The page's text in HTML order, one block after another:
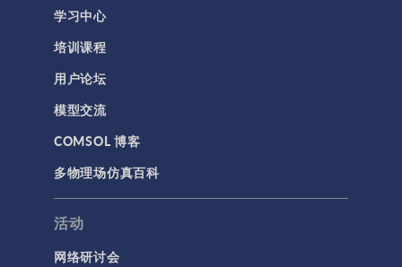
学习中心
培训课程
用户论坛
模型交流
COMSOL 博客
多物理场仿真百科
活动
网络研讨会